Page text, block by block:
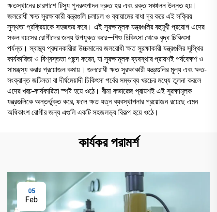
ক্ষতস্থানের চারপাশে টিস্যু পুনরুৎপাদন দ্রুত হয় এবং রক্ত সঞ্চালন উন্নত হয়।
জলরোধী ক্ষত সুরক্ষাকারী যন্ত্রগুলি চলাচল ও ব্যায়ামের বাধা দূর করে এই সক্রিয়
সুস্থতা প্রক্রিয়াকে সহজতর করে। এই সুরক্ষামূলক যন্ত্রগুলির বহুমুখী প্রয়োগ এদের
সকল বয়সের রোগীদের জন্য উপযুক্ত করে—শিশু চিকিৎসা থেকে বৃদ্ধ চিকিৎসা
পর্যন্ত। স্বাস্থ্য প্রদানকারীরা উচ্চমানের জলরোধী ক্ষত সুরক্ষাকারী যন্ত্রগুলির সুস্থির
কার্যকারিতা ও বিশ্বস্ততা পছন্দ করেন, যা সুরক্ষামূলক ব্যবস্থার প্রায়শই পর্যবেক্ষণ ও
সামঞ্জস্য করার প্রয়োজন কমায়। জলরোধী ক্ষত সুরক্ষাকারী যন্ত্রগুলির মূল্য এবং ক্ষত-
সংক্রান্ত জটিলতা বা দীর্ঘমেয়াদী চিকিৎসা পর্বের সম্ভাব্য খরচের মধ্যে তুলনা করলে
এদের খরচ-কার্যকারিতা স্পষ্ট হয়ে ওঠে। বীমা কভারেজ প্রায়শই এই সুরক্ষামূলক
যন্ত্রগুলিকে অন্তর্ভুক্ত করে, ফলে ক্ষত যত্ন ব্যবস্থাপনার প্রয়োজন রয়েছে এমন
অধিকাংশ রোগীর জন্য এগুলি একটি সহজলভ্য বিকল্প হয়ে ওঠে।
কার্যকর পরামর্শ
05
Feb